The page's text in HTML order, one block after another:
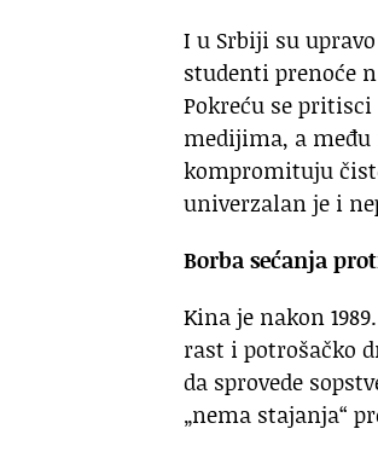
I u Srbiji su
studenti prenoće
Pokreću se
medijima, a
kompromituju
univerzalan je i
Borba sećanja
Kina je nakon
rast i potrošačko
da sprovede
„nema stajanja“